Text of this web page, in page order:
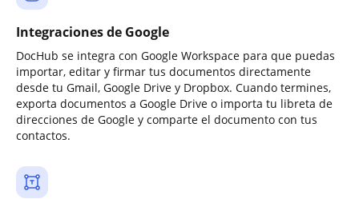
Integraciones de Google
DocHub se integra con Google Workspace para que puedas
importar, editar y firmar tus documentos directamente
desde tu Gmail, Google Drive y Dropbox. Cuando termines,
exporta documentos a Google Drive o importa tu libreta de
direcciones de Google y comparte el documento con tus
contactos.